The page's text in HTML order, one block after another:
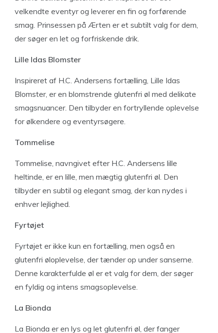
velkendte eventyr og leverer en fin og forførende
smag. Prinsessen på Ærten er et subtilt valg for dem,
der søger en let og forfriskende drik.
Lille Idas Blomster
Inspireret af H.C. Andersens fortælling, Lille Idas
Blomster, er en blomstrende glutenfri øl med delikate
smagsnuancer. Den tilbyder en fortryllende oplevelse
for ølkendere og eventyrsøgere.
Tommelise
Tommelise, navngivet efter H.C. Andersens lille
heltinde, er en lille, men mægtig glutenfri øl. Den
tilbyder en subtil og elegant smag, der kan nydes i
enhver lejlighed.
Fyrtøjet
Fyrtøjet er ikke kun en fortælling, men også en
glutenfri øloplevelse, der tænder op under sanserne.
Denne karakterfulde øl er et valg for dem, der søger
en fyldig og intens smagsoplevelse.
La Bionda
La Bionda er en lys og let glutenfri øl, der fanger